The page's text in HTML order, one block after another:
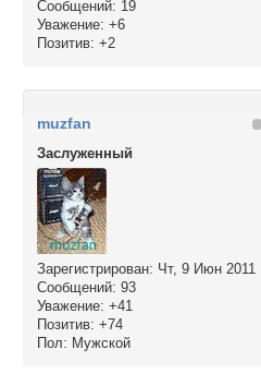
Сообщений: 19
Уважение: +6
Позитив: +2
muzfan
Заслуженный
Зарегистрирован: Чт, 9 Июн 2011
Сообщений: 93
Уважение: +41
Позитив: +74
Пол: Мужской